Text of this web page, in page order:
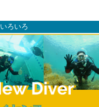
せ
ろいろ